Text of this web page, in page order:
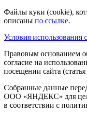
Файлы куки (cookie),
описаны по ссылке.
Условия использования
Правовым основанием
согласие на
посещении сайта
Собранные данные
ООО «ЯНДЕКС» для
в соответствии с